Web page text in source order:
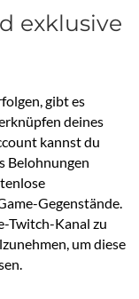
exklusive
gibt es
deines
kannst du
Belohnungen
Gegenstände.
Twitch-Kanal zu
um diese